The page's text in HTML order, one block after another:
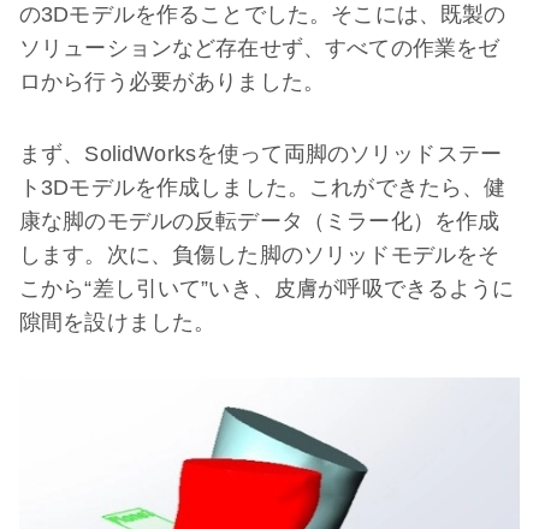
の3Dモデルを作ることでした。そこには、既製の
ソリューションなど存在せず、すべての作業をゼ
ロから行う必要がありました。
まず、SolidWorksを使って両脚のソリッドステー
ト3Dモデルを作成しました。これができたら、健
康な脚のモデルの反転データ（ミラー化）を作成
します。次に、負傷した脚のソリッドモデルをそ
こから“差し引いて”いき、皮膚が呼吸できるように
隙間を設けました。